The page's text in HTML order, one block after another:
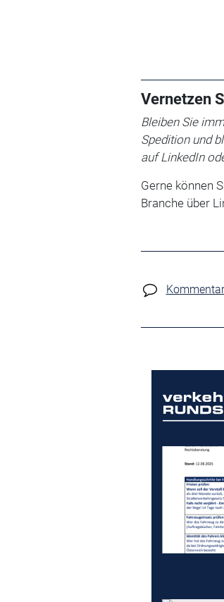
Vernetzen
Bleiben Sie
Spedition und
auf LinkedIn
Gerne können
Branche über